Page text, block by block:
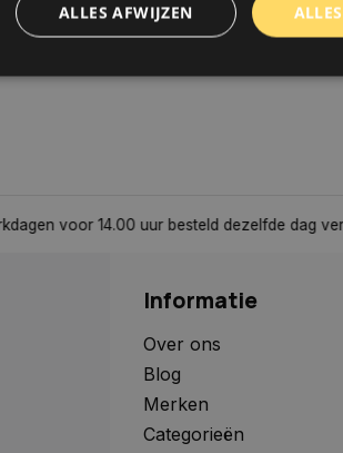
14.00 uur besteld dezelfde dag
Informatie
Over ons
Blog
Merken
Categorieën
ALLES AFWIJZEN
Dit cookie wordt gebruikt om
sessie ID wordt gebruikt om
consistente gebruikerservaring
te zorgen dat pagina
worden onthouden van
geen persoonlijke gegevens op.
Deze cookie wordt gebruikt om